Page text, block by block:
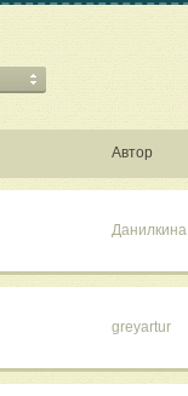
Автор
greyartur